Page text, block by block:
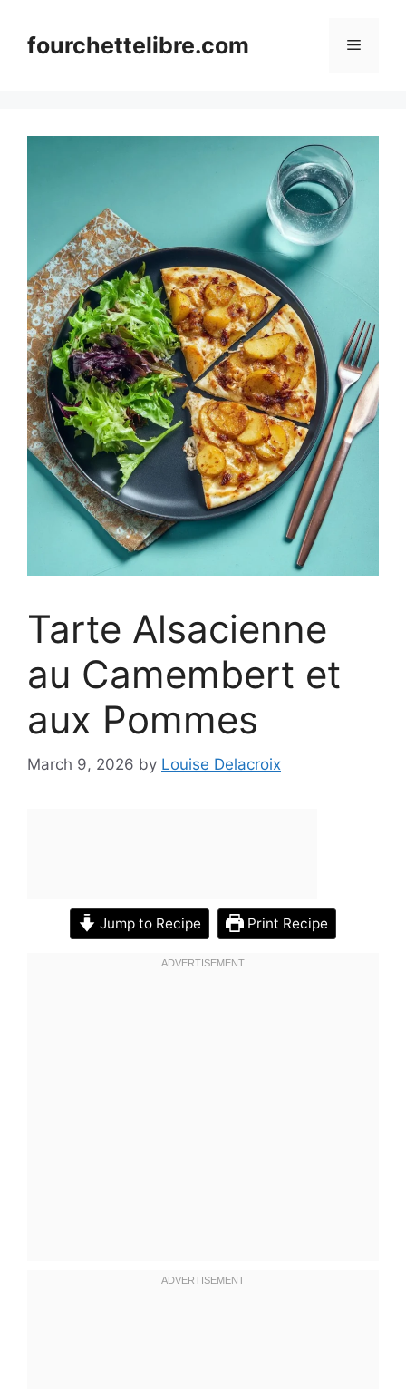
contentfourchettelibre.com Menu
Tarte Alsacienne
au Camembert et
aux Pommes
March 9, 2026 by Louise Delacroix
Jump to Recipe Print Recipe